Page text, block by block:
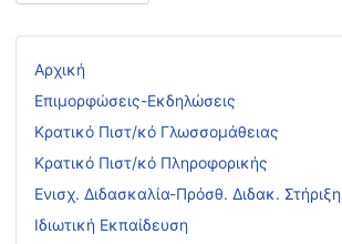
Αρχική
Επιμορφώσεις-Εκδηλώσεις
Κρατικό Πιστ/κό Γλωσσομάθειας
Κρατικό Πιστ/κό Πληροφορικής
Ενισχ. Διδασκαλία-Πρόσθ. Διδακ. Στήριξη
Ιδιωτική Εκπαίδευση